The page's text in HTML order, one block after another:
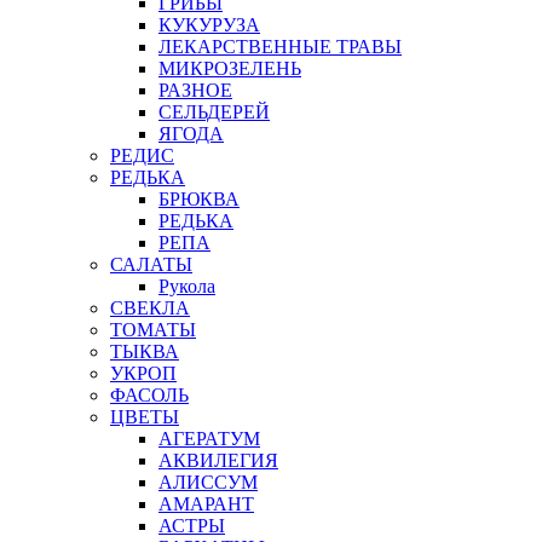
КУКУРУЗА
ЛЕКАРСТВЕННЫЕ ТРАВЫ
МИКРОЗЕЛЕНЬ
РАЗНОЕ
СЕЛЬДЕРЕЙ
ЯГОДА
РЕДИС
РЕДЬКА
БРЮКВА
РЕДЬКА
РЕПА
САЛАТЫ
Рукола
СВЕКЛА
ТОМАТЫ
ТЫКВА
УКРОП
ФАСОЛЬ
ЦВЕТЫ
АГЕРАТУМ
АКВИЛЕГИЯ
АЛИССУМ
АМАРАНТ
АСТРЫ